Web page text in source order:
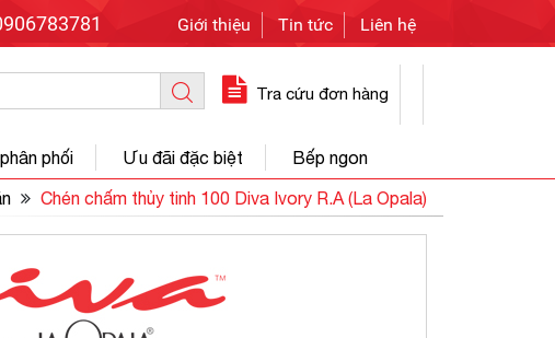
Giới thiệu Tin tức Liên hệ
Tra cứu đơn hàng
phối Ưu đãi đặc biệt Bếp ngon
Chén chấm thủy tinh 100 Diva Ivory R.A (La Opala)